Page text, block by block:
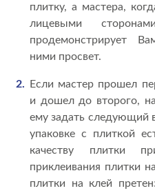
плитку, а мастера,
лицевыми
продемонстрирует
ними просвет.
Если мастер прошел
и дошел до второго,
ему задать следующий
упаковке с плиткой
качеству плитки
приклеивания плитки
плитки на клей